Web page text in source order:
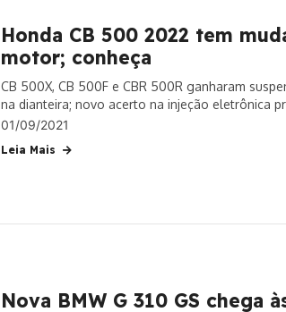
Honda CB 500 2022 tem
motor; conheça
CB 500X, CB 500F e CBR 500R ganharam
na dianteira; novo acerto na injeção eletrônica
01/09/2021
Leia Mais
Nova BMW G 310 GS chega